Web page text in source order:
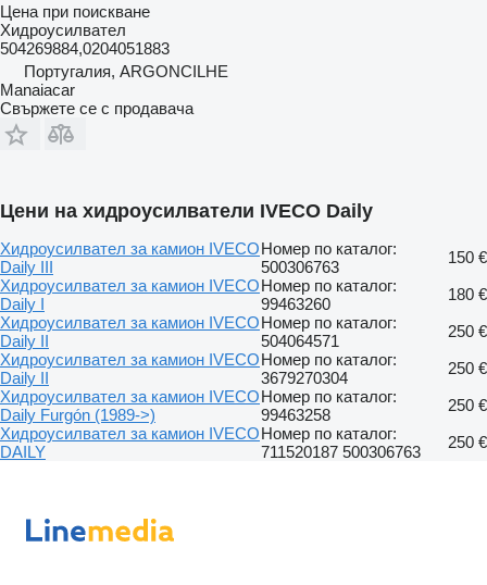
Цена при поискване
Хидроусилвател
504269884,0204051883
Португалия, ARGONCILHE
Manaiacar
Свържете се с продавача
Цени на хидроусилватели IVECO Daily
Хидроусилвател за камион IVECO
Daily III
Номер по каталог:
500306763
150 €
Хидроусилвател за камион IVECO
Daily I
Номер по каталог:
99463260
180 €
Хидроусилвател за камион IVECO
Daily II
Номер по каталог:
504064571
250 €
Хидроусилвател за камион IVECO
Daily II
Номер по каталог:
3679270304
250 €
Хидроусилвател за камион IVECO
Daily Furgón (1989->)
Номер по каталог:
99463258
250 €
Хидроусилвател за камион IVECO
DAILY
Номер по каталог:
711520187 500306763
250 €